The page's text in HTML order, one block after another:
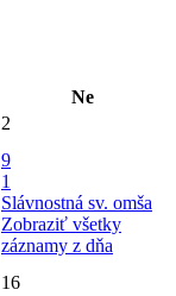
Ne
2
9
1
Slávnostná sv. omša
Zobraziť všetky
záznamy z dňa
16